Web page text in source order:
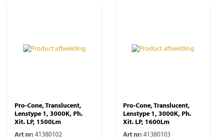
Pro-Cone, Translucent,
Lenstype 1, 3000K, Ph.
Xit. LP, 1500Lm
Art nr: 41380102
Pro-Cone, Translucent,
Lenstype 1, 3000K, Ph.
Xit. LP, 1600Lm
Art nr: 41380103